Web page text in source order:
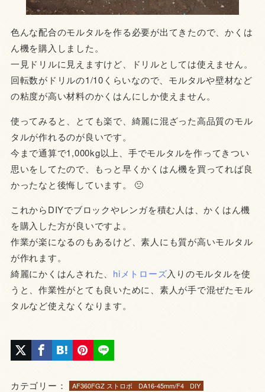
色んな配合のモルタルを作る必要が出てきたので、かくは
ん機を購入しました。
一見ドリルに見えますけど、ドリルとしては使えません。
回転数がドリルの1/10くらいなので、モルタルや壁材など
の粘度が高い材料のかくはんにしか使えません。
使ってみると、とても楽で、綺麗に混ざった高品質のモル
タルが作れるのが良いです。
今まで通算で1,000kg以上、手でモルタルを作ってきつい
思いをしてたので、もっと早くかくはん機を買ってれば良
かったなと後悔しています。 🙁
これからDIYでブロックやレンガを積む人は、かくはん機
を購入した方が良いですよ。
作業が楽になるのもあるけど、素人にも質が高いモルタル
が作れます。
綺麗にかくはんされた、 hiメトローズ入りのモルタルを使
うと、作業性がとても良いために、素人が手で混ぜたモル
タルなど使えなくなります。
カテゴリー： AF360FGZ ストロボ DA16-45mm/F4 DIY